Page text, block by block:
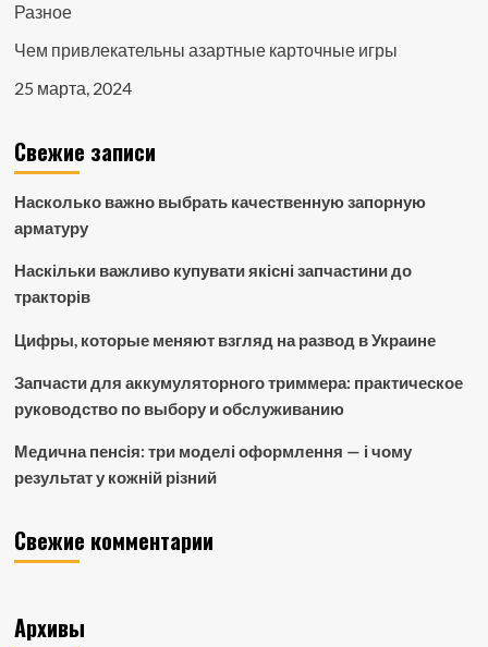
Разное
Чем привлекательны азартные карточные игры
25 марта, 2024
Свежие записи
Насколько важно выбрать качественную запорную
арматуру
Наскільки важливо купувати якісні запчастини до
тракторів
Цифры, которые меняют взгляд на развод в Украине
Запчасти для аккумуляторного триммера: практическое
руководство по выбору и обслуживанию
Медична пенсія: три моделі оформлення — і чому
результат у кожній різний
Свежие комментарии
Архивы